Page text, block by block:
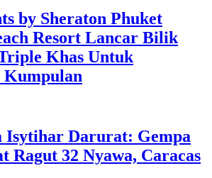
by Sheraton Phuket
Resort Lancar Bilik
Khas Untuk
Kumpulan
Isytihar Darurat: Gempa
Ragut 32 Nyawa, Caracas